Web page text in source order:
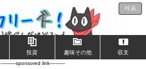
検索
投資 趣味その他 収支
----------sponsored link----------